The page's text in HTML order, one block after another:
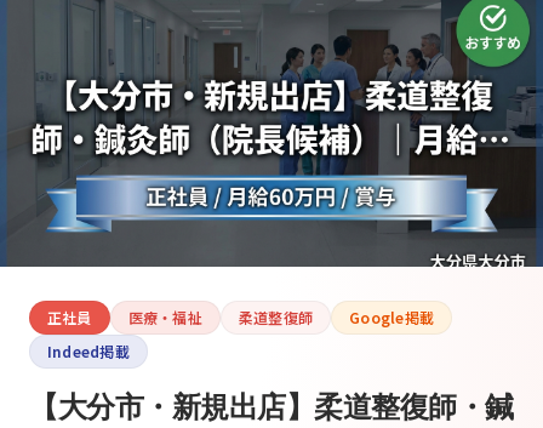
正社員 医療・福祉 柔道整復師
Google掲載
Indeed掲載
【大分市・新規出店】柔道整復師・鍼